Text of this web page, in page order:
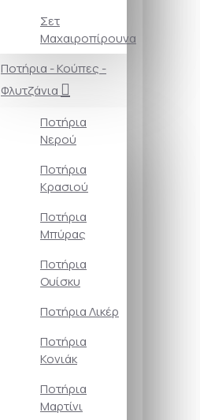
Σετ
Μαχαιροπίρουνα
Ποτήρια - Κούπες -
Φλυτζάνια
Ποτήρια
Νερού
Ποτήρια
Κρασιού
Ποτήρια
Μπύρας
Ποτήρια
Ουίσκυ
Ποτήρια Λικέρ
Ποτήρια
Κονιάκ
Ποτήρια
Μαρτίνι